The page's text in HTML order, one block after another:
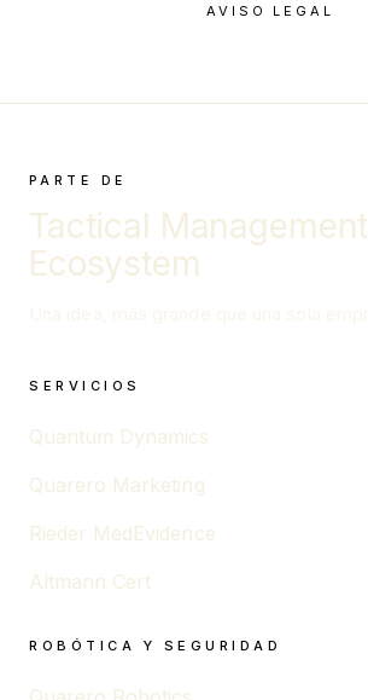
AVISO LEGAL
PARTE DE
Tactical Management
Ecosystem
SERVICIOS
Quantum Dynamics
Quarero Marketing
Rieder MedEvidence
Altmann Cert
ROBÓTICA Y SEGURIDAD